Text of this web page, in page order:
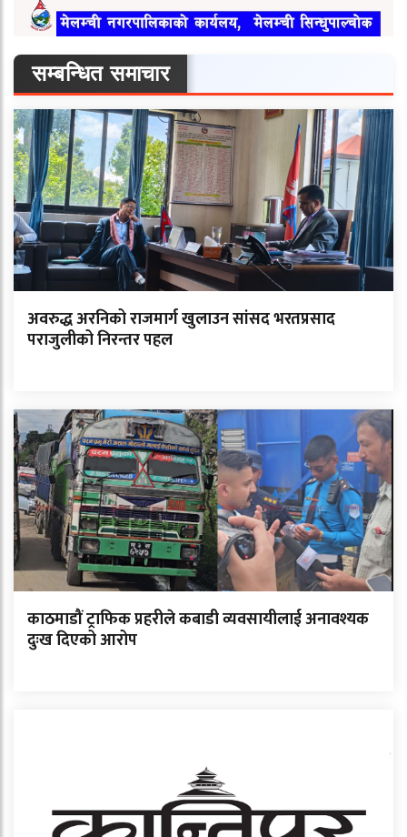
सम्बन्धित समाचार
अवरुद्ध अरनिको राजमार्ग खुलाउन सांसद भरतप्रसाद
पराजुलीको निरन्तर पहल
काठमाडौं ट्राफिक प्रहरीले कबाडी व्यवसायीलाई अनावश्यक
दुःख दिएको आरोप